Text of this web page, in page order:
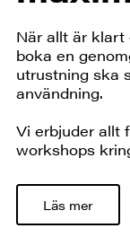
När allt är
boka en
utrustning ska
användning.
Vi erbjuder allt
workshops
Läs mer